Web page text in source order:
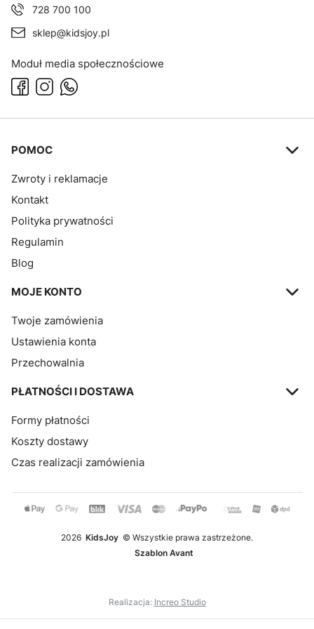
728 700 100
sklep@kidsjoy.pl
Moduł media społecznościowe
Linki w stopce
POMOC
Zwroty i reklamacje
Kontakt
Polityka prywatności
Regulamin
Blog
MOJE KONTO
Twoje zamówienia
Ustawienia konta
Przechowalnia
PŁATNOŚCI I DOSTAWA
Formy płatności
Koszty dostawy
Czas realizacji zamówienia
2026 KidsJoy © Wszystkie prawa zastrzeżone.
Szablon Avant
Realizacja: Increo Studio